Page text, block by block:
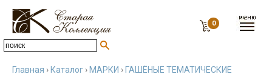
0
Главная › Каталог › МАРКИ › ГАШЁНЫЕ ТЕМАТИЧЕСКИЕ